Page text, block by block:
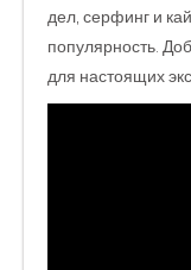
дел, серфинг и
популярность.
для настоящих